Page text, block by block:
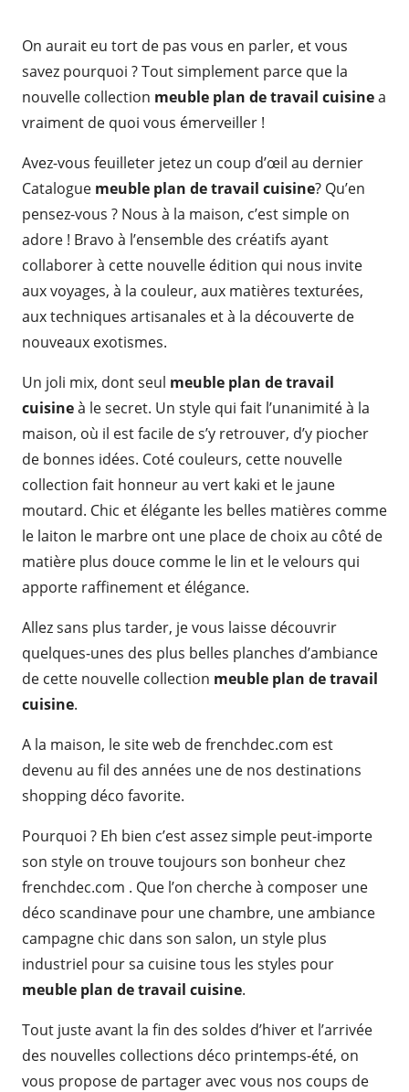
On aurait eu tort de pas vous en parler, et vous
savez pourquoi ? Tout simplement parce que la
nouvelle collection meuble plan de travail cuisinea
vraiment de quoi vous émerveiller !
Avez-vous feuilleter jetez un coup d’œil au dernier
Catalogue meuble plan de travail cuisine? Qu’en
pensez-vous ? Nous à la maison, c’est simple on
adore ! Bravo à l’ensemble des créatifs ayant
collaborer à cette nouvelle édition qui nous invite
aux voyages, à la couleur, aux matières texturées,
aux techniques artisanales et à la découverte de
nouveaux exotismes.
Un joli mix, dont seul meuble plan de travail
cuisineà le secret. Un style qui fait l’unanimité à la
maison, où il est facile de s’y retrouver, d’y piocher
de bonnes idées. Coté couleurs, cette nouvelle
collection fait honneur au vert kaki et le jaune
moutard. Chic et élégante les belles matières comme
le laiton le marbre ont une place de choix au côté de
matière plus douce comme le lin et le velours qui
apporte raffinement et élégance.
Allez sans plus tarder, je vous laisse découvrir
quelques-unes des plus belles planches d’ambiance
de cette nouvelle collection meuble plan de travail
cuisine.
A la maison, le site web de frenchdec.com est
devenu au fil des années une de nos destinations
shopping déco favorite.
Pourquoi ? Eh bien c’est assez simple peut-importe
son style on trouve toujours son bonheur chez
frenchdec.com . Que l’on cherche à composer une
déco scandinave pour une chambre, une ambiance
campagne chic dans son salon, un style plus
industriel pour sa cuisine tous les styles pour
meuble plan de travail cuisine.
Tout juste avant la fin des soldes d’hiver et l’arrivée
des nouvelles collections déco printemps-été, on
vous propose de partager avec vous nos coups de